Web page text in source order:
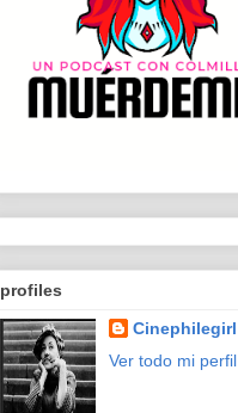
profiles
Cinephilegirl
Ver todo mi perfil